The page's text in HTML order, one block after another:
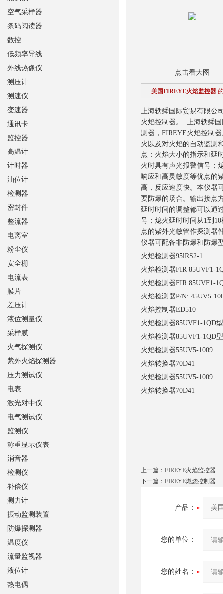
点击看大图
美国FIREYE火焰监控器
上海轶舜国际贸易有限公
火焰控制器。 上海轶舜
测器，FIREYE火焰控制
火以及对火焰的自动监测
点：火焰大小的指示和延
火时具有声光报警信号；
响应和高灵敏度等优点的
高，反应速度快。本仪器
要防爆的场合。 输出接点
延时时间的调整都可以通
号；熄火延时时间从1到
点的紫外光敏管作探测器
仪器可配备非防爆和防爆
火焰检测器95lRS2-1
火焰检测器FIR 85UVF1-
火焰检测器FIR 85UVF1-
火焰检测器P/N: 45UV5-
火焰控制器ED510
火焰检测器85UVF1-1QD
火焰检测器85UVF1-1QD
火焰检测器55UV5-1009
火焰转换器70D41
火焰检测器55UV5-1009
火焰转换器70D41
上一篇： FIREYE火焰监控器
下一篇： FIREYE燃烧控制器
产品：
您的单位：
您的姓名：
空气采样器
条码阅读器
数控
低频率导线
外线热像仪
测压计
测速仪
变速器
通讯卡
监控器
高温计
计时器
油位计
检测器
密封件
整流器
电离室
粉尘仪
安全栅
电流表
膜片
差压计
液位测量仪
采样膜
火气探测仪
紫外火焰探测器
压力测试仪
电表
激光对中仪
电气测试仪
监测仪
称重显示仪表
消音器
检测仪
补偿仪
测力计
振动监测装置
防爆探测器
温度仪
流量监视器
液位计
热电偶